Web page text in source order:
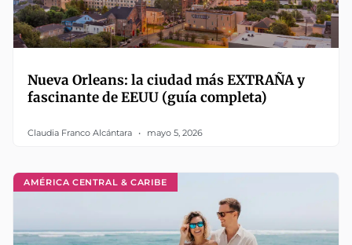
Nueva Orleans: la ciudad más EXTRAÑA y
fascinante de EEUU (guía completa)
Claudia Franco Alcántara mayo 5, 2026
AMÉRICA CENTRAL & CARIBE